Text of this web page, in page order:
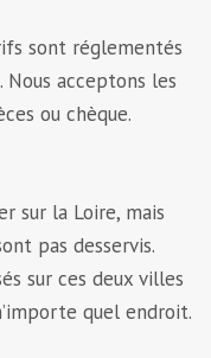
sont réglementés
acceptons les
ou chèque.
sur la Loire, mais
pas desservis.
sur ces deux villes
quel endroit.